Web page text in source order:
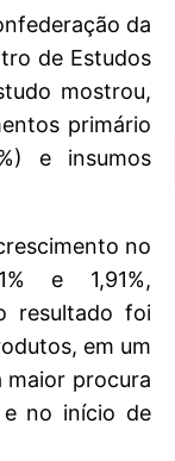
da
de Estudos
mostrou,
primário
e insumos
no
e 1,91%,
resultado foi
em um
maior procura
no início de